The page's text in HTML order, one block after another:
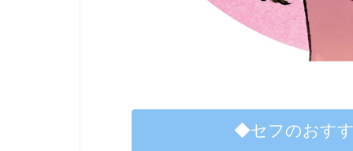
◆セフのおす